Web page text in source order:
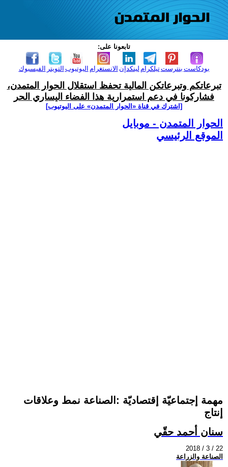
تابعونا على:
الفيسبوك التويتر اليوتيوب الانستغرام لينكدإن تيلكرامبنترست بودكاست
تبرعاتكم وتبرعاتكن المالية تحفظ استقلال الحوار المتمدن،
فشاركونا في دعم استمرارية هذا الفضاء اليساري الحر
[اشترك في قناة ‫«الحوار المتمدن» على اليوتيوب]
الحوار المتمدن - موبايل
الموقع الرئيسي
مهمة إجتماعيّة إقتصاديّة :الصناعة نمط وعلاقات
إنتاج
سنان أحمد حقّي
2018 / 3 / 22
الصناعة والزراعة